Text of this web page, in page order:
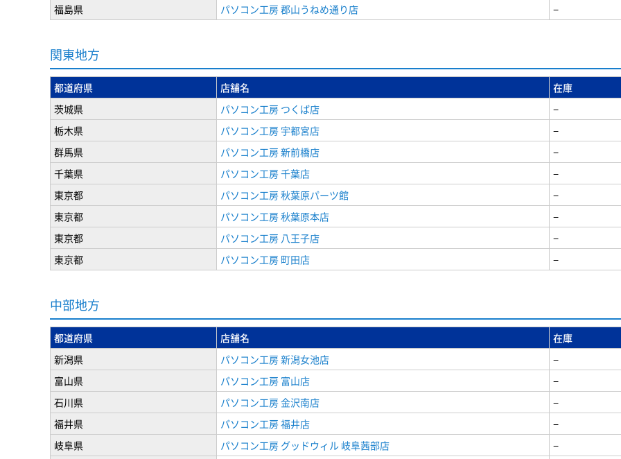
福島県
パソコン工房 郡山うねめ通り店 −
関東地方
都道府県 店舗名
在庫
茨城県
パソコン工房 つくば店
−
栃木県
パソコン工房 宇都宮店
−
群馬県
パソコン工房 新前橋店
−
千葉県
パソコン工房 千葉店
−
東京都
パソコン工房 秋葉原パーツ館
−
東京都
パソコン工房 秋葉原本店
−
東京都
パソコン工房 八王子店
−
東京都
パソコン工房 町田店 −
中部地方
都道府県 店舗名
在庫
新潟県
パソコン工房 新潟女池店
−
富山県
パソコン工房 富山店
−
石川県
パソコン工房 金沢南店
−
福井県
パソコン工房 福井店
−
岐阜県
パソコン工房 グッドウィル 岐阜茜部店
−